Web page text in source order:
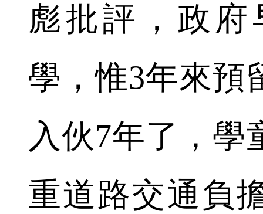
彪批評，政
學，惟3年來預
入伙7年了，學
重道路交通負